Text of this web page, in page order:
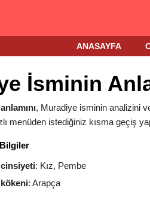
ANASAYFA
İsminin
, Muradiye isminin analizini
menüden istediğiniz kısma geçiş
: Kız, Pembe
: Arapça